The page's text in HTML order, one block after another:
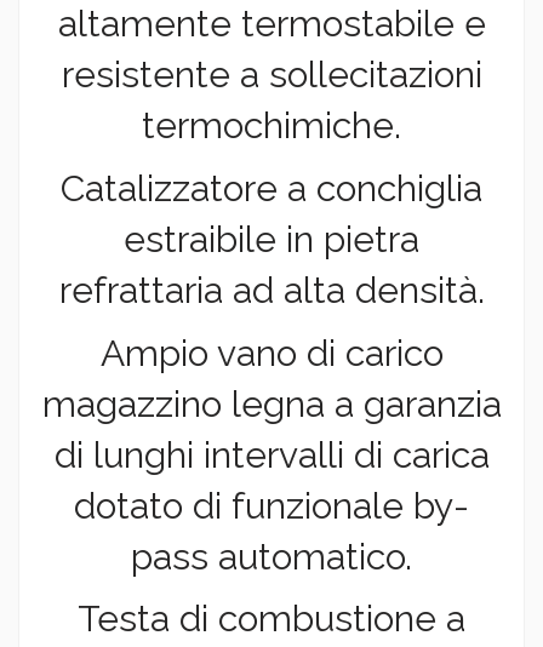
altamente termostabile e
resistente a sollecitazioni
termochimiche.
Catalizzatore a conchiglia
estraibile in pietra
refrattaria ad alta densità.
Ampio vano di carico
magazzino legna a garanzia
di lunghi intervalli di carica
dotato di funzionale by-
pass automatico.
Testa di combustione a